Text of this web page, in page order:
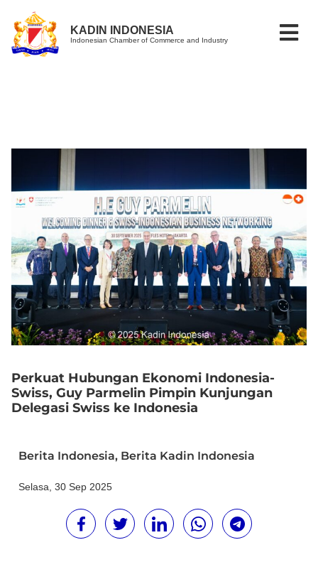
KADIN INDONESIA
Indonesian Chamber of Commerce and Industry
Perkuat Hubungan Ekonomi Indonesia-
Swiss, Guy Parmelin Pimpin Kunjungan
Delegasi Swiss ke Indonesia
Berita Indonesia, Berita Kadin Indonesia
Selasa, 30 Sep 2025